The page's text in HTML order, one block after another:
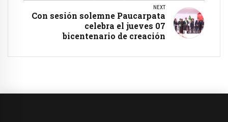
NEXT
Con sesión solemne Paucarpata
celebra el jueves 07
bicentenario de creación